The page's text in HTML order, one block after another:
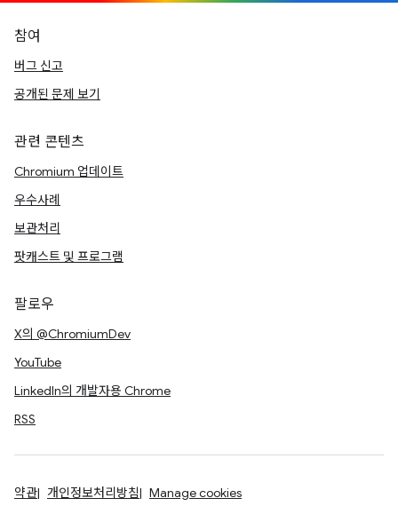
참여
버그 신고
공개된 문제 보기
관련 콘텐츠
Chromium 업데이트
우수사례
보관처리
팟캐스트 및 프로그램
팔로우
X의 @ChromiumDev
YouTube
LinkedIn의 개발자용 Chrome
RSS
약관 개인정보처리방침 Manage cookies